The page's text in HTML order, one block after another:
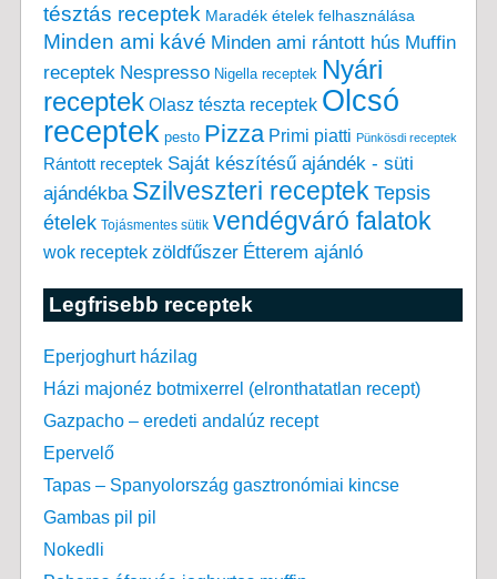
tésztás receptek Maradék ételek felhasználása
Minden ami kávé Minden ami rántott hús Muffin
receptek Nespresso Nigella receptek Nyári
receptek Olasz tészta receptek Olcsó
receptek pesto Pizza Primi piatti Pünkösdi receptek
Rántott receptek Saját készítésű ajándék - süti
ajándékba Szilveszteri receptek Tepsis
ételek Tojásmentes sütik vendégváró falatok
wok receptek zöldfűszer Étterem ajánló
Legfrisebb receptek
Eperjoghurt házilag
Házi majonéz botmixerrel (elronthatatlan recept)
Gazpacho – eredeti andalúz recept
Epervelő
Tapas – Spanyolország gasztronómiai kincse
Gambas pil pil
Nokedli